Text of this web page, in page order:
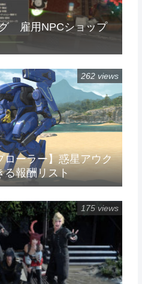
雇用NPCショップ
ローラー】惑星アウク
る報酬リスト
262 views
175 views